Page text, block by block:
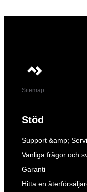
Sitemap
Stöd
Support &amp;
Vanliga frågor och
Garanti
Hitta en